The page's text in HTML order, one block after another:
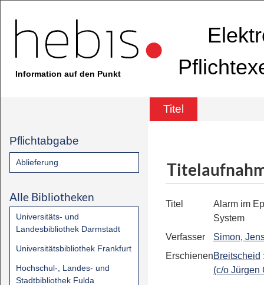
Information auf den Punkt
Titel
Pflichtabgabe
Ablieferung
Alle Bibliotheken
Universitäts- und
Landesbibliothek Darmstadt
Universitätsbibliothek Frankfurt
Hochschul-, Landes- und
Stadtbibliothek Fulda
Titel
Alarm im
System
Verfasser
Simon,
ErschienenBreitscheid
(c/o Jürgen